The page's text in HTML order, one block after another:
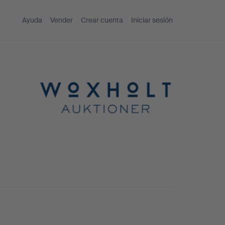
Ayuda Vender Crear cuenta Iniciar sesión